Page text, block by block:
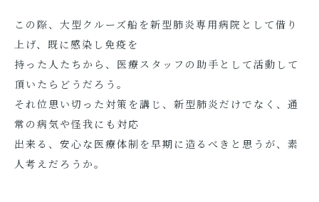
この際、大型クルーズ船を新型肺炎専用病院として借り
上げ、既に感染し免疫を
持った人たちから、医療スタッフの助手として活動して
頂いたらどうだろう。
それ位思い切った対策を講じ、新型肺炎だけでなく、通
常の病気や怪我にも対応
出来る、安心な医療体制を早期に造るべきと思うが、素
人考えだろうか。